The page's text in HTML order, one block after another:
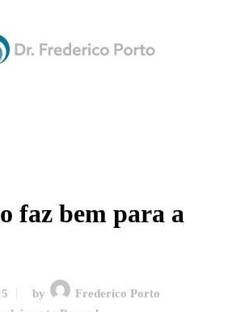
faz bem para a
by
Frederico Porto